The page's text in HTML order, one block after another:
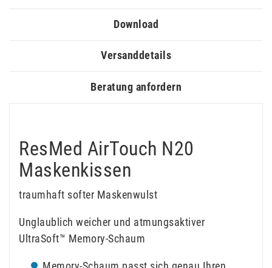
Download
Versanddetails
Beratung anfordern
ResMed AirTouch N20
Maskenkissen
traumhaft softer Maskenwulst
Unglaublich weicher und atmungsaktiver
UltraSoft™ Memory-Schaum